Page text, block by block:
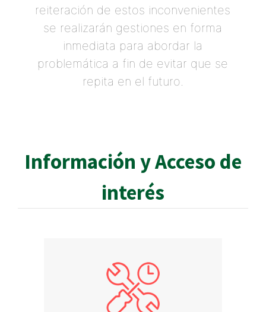
reiteración de estos inconvenientes
se realizarán gestiones en forma
inmediata para abordar la
problemática a fin de evitar que se
repita en el futuro.
Información y Acceso de
interés